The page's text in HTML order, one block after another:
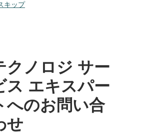
キップ
クノロジ サー
ス エキスパー
へのお問い合
せ